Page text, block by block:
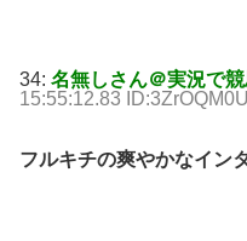
34: 名無しさん＠実況で
15:55:12.83
フルキチの爽やかなイン